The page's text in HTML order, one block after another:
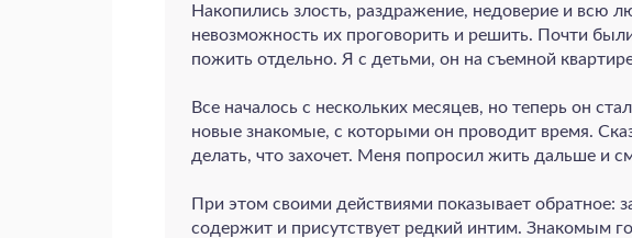
Накопились злость, раздражение, недоверие и всю
невозможность их проговорить и решить. Почти
пожить отдельно. Я с детьми, он на съемной
Все началось с нескольких месяцев, но теперь он
новые знакомые, с которыми он проводит время.
делать, что захочет. Меня попросил жить дальше и
При этом своими действиями показывает обратное:
содержит и присутствует редкий интим. Знакомым